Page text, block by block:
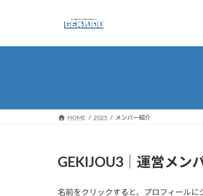
プ
動
HOME 2025 メンバー紹介
GEKIJOU3｜運営メン
名前をクリックすると、プロフィールに